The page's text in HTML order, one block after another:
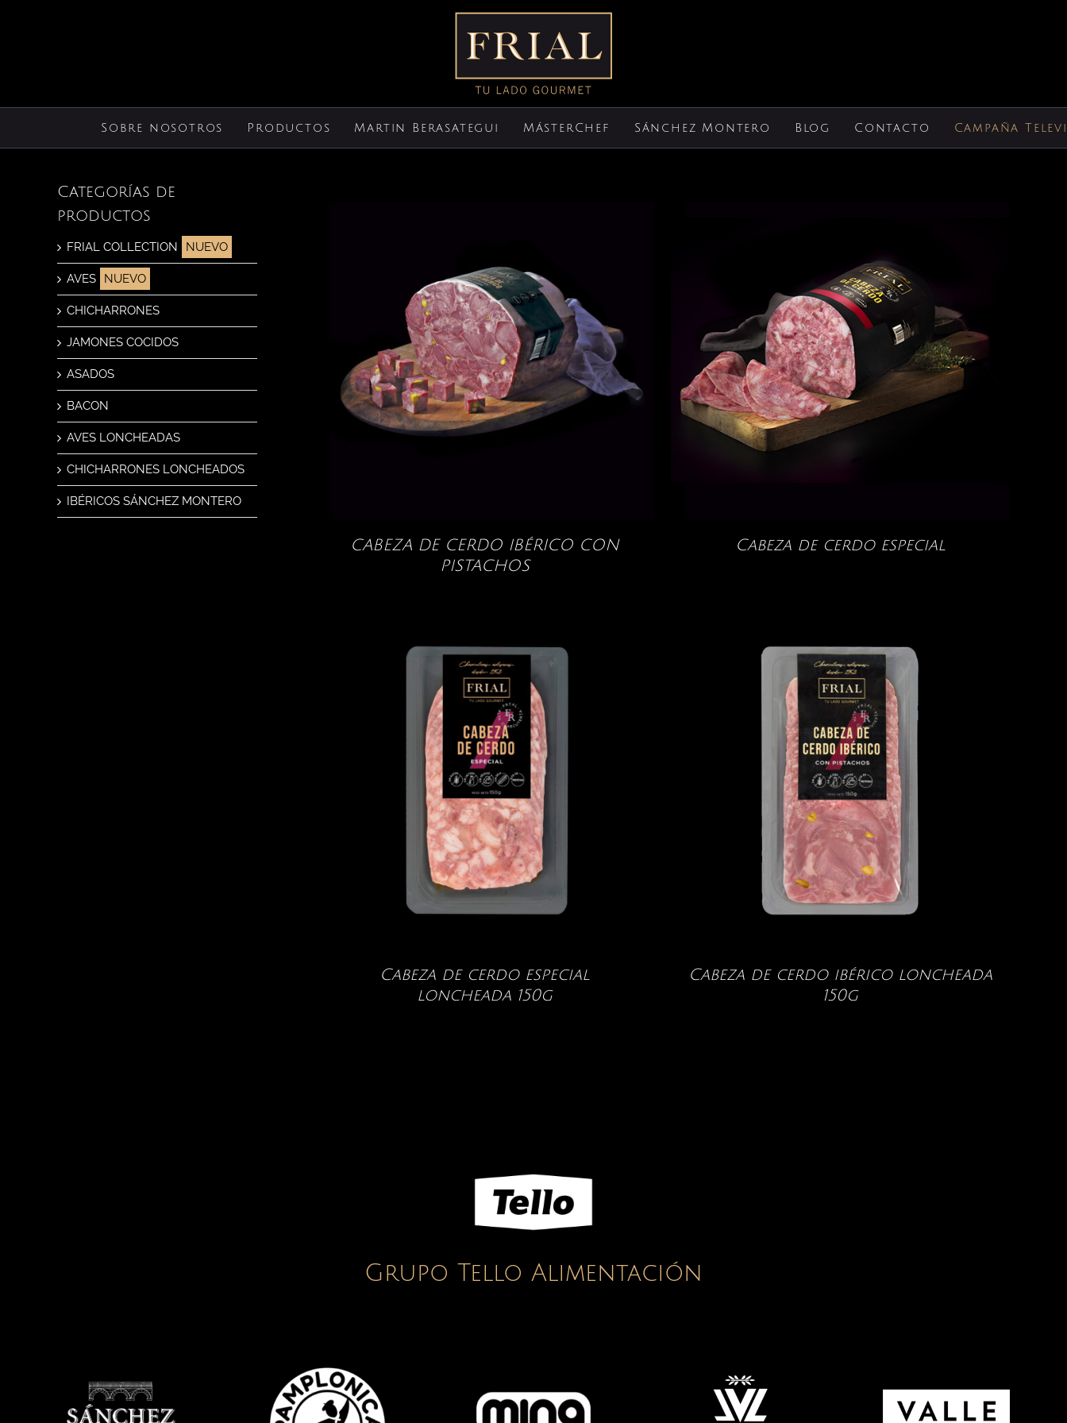
Sobre nosotros Productos Martin Berasategui MásterChef Sánchez Montero Blog Contacto Campaña
CABEZA DE CERDO IBÉRICO CON
PISTACHOS
Cabeza de cerdo especial
Cabeza de cerdo especial
loncheada 150g
Cabeza de cerdo ibérico loncheada
150g
Categorías de
productos
FRIAL COLLECTION
AVES
CHICHARRONES
JAMONES COCIDOS
ASADOS
BACON
AVES LONCHEADAS
CHICHARRONES LONCHEADOS
IBÉRICOS SÁNCHEZ MONTERO
Grupo Tello Alimentación